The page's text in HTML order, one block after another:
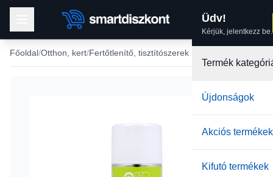
Üdv!
Kérjük, jelentkezz be.
Termék
Újdonságok
Akciós termékek
Kifutó termékek
Főoldal Otthon, kert Fertőtlenítő, tisztítószerek